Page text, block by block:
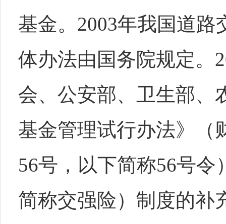
基金。2003年我国道
体办法由国务院规定。
会、公安部、卫生部、
基金管理试行办法》（
56号，以下简称56号
简称交强险）制度的补